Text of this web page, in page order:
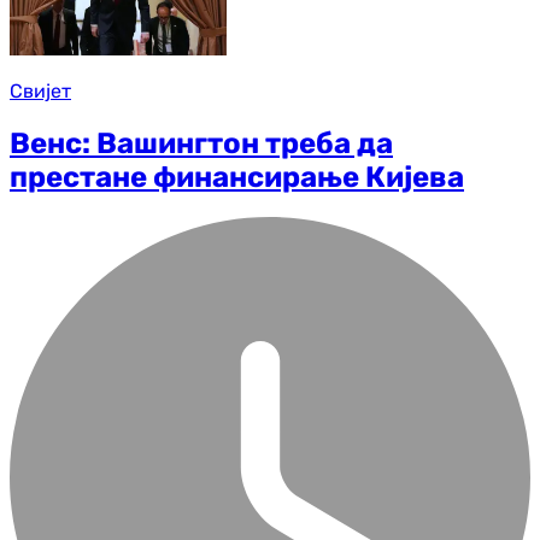
Свијет
Венс: Вашингтон треба да
престане финансирање Кијева